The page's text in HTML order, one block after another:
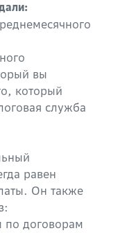
вы
который
служба
равен
Он также
по договорам